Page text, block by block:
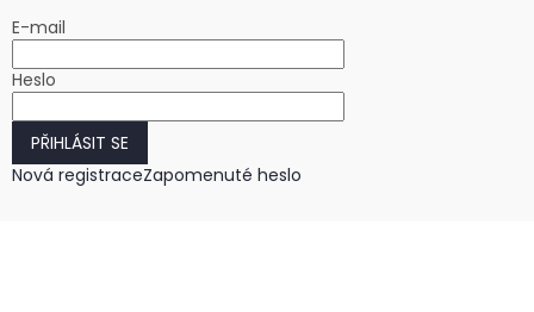
E-mail
Heslo
PŘIHLÁSIT SE
Nová registraceZapomenuté heslo